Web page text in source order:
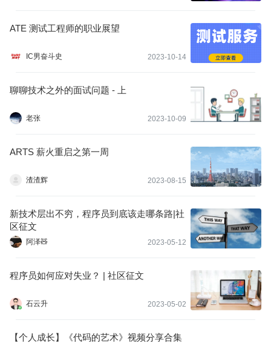
ATE 测试工程师的职业展望
IC男奋斗史 2023-10-14
聊聊技术之外的面试问题 - 上
老张 2023-10-09
ARTS 薪火重启之第一周
渣渣辉 2023-08-15
新技术层出不穷，程序员到底该走哪条路|社
区征文
阿泽🧸 2023-05-12
程序员如何应对失业？ | 社区征文
石云升 2023-05-02
【个人成长】《代码的艺术》视频分享合集